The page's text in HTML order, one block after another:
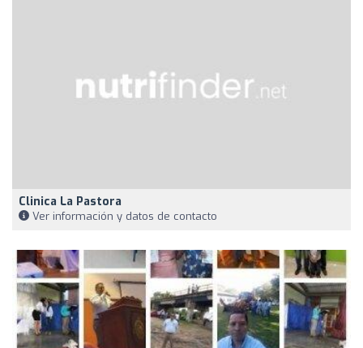
Clinica La Pastora
Ver información y datos de contacto